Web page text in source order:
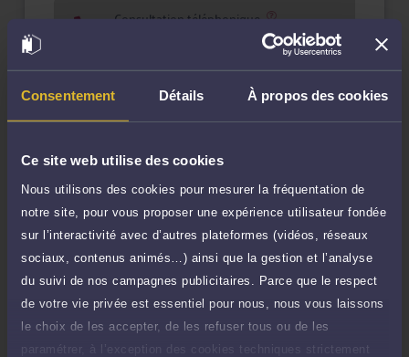
Consentement Détails À propos des cookies
Ce site web utilise des cookies
Nous utilisons des cookies pour mesurer la fréquentation de
notre site, pour vous proposer une expérience utilisateur fondée
sur l’interactivité avec d’autres plateformes (vidéos, réseaux
sociaux, contenus animés…) ainsi que la gestion et l’analyse
du suivi de nos campagnes publicitaires. Parce que le respect
de votre vie privée est essentiel pour nous, nous vous laissons
le choix de les accepter, de les refuser tous ou de les
paramétrer, à l’exception des cookies techniques strictement
Consultation téléphonique 300 €TTC
Demander un rappel
Question simple
de 1.000 caractères)
Poser une question
Consultation écrite
Etude de votre dossier + possibilité
d'ajout d'une pièce jointe
300 €
Consulter par écrit